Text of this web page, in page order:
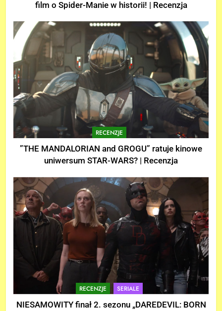
film o Spider-Manie w historii! | Recenzja
RECENZJE
”THE MANDALORIAN and GROGU” ratuje kinowe
uniwersum STAR-WARS? | Recenzja
RECENZJE SERIALE
NIESAMOWITY finał 2. sezonu „DAREDEVIL: BORN